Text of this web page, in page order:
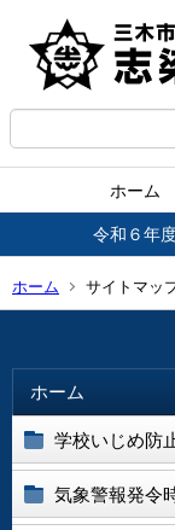
ホーム
令和６年
ホーム サイトマッ
ホーム
学校いじめ防
気象警報発令